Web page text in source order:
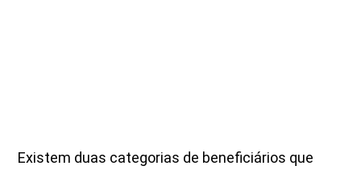
Existem duas categorias de beneficiários que